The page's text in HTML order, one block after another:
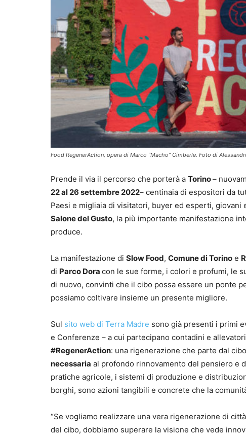
Food RegenerAction, opera di Marco “Macho” Cimberle. Foto di
Prende il via il percorso che porterà a Torino–
22 al 26 settembre 2022– centinaia di espositori da
Paesi e migliaia di visitatori, buyer ed esperti, giovani
Salone del Gusto, la più importante manifestazione
produce.
La manifestazione di Slow Food, Comune di Torino e
di Parco Dora con le sue forme, i colori e profumi, le
di nuovo, convinti che il cibo possa essere un ponte
possiamo coltivare insieme un presente migliore.
Sul sito web di Terra Madre sono già presenti i primi
e Conferenze – a cui partecipano contadini e
#RegenerAction: una rigenerazione che parte dal
necessaria al profondo rinnovamento del pensiero e
pratiche agricole, i sistemi di produzione e
borghi, sono azioni tangibili e concrete che la
“Se vogliamo realizzare una vera rigenerazione di
del cibo, dobbiamo superare la visione che vede